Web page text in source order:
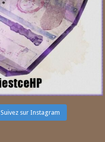
Suivez sur Instagram